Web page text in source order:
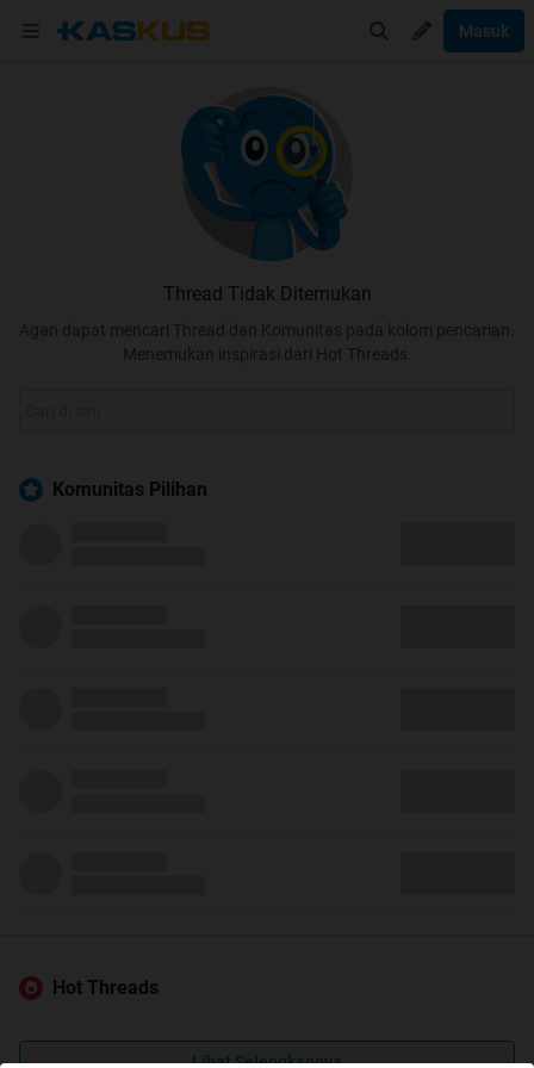
Masuk
Thread Tidak Ditemukan
Agan dapat mencari Thread dan Komunitas pada kolom pencarian.
Menemukan inspirasi dari Hot Threads.
Komunitas Pilihan
Hot Threads
Lihat Selengkapnya